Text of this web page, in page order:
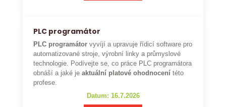
PLC programátor
PLC programátor vyvíjí a upravuje řídicí software pro
automatizované stroje, výrobní linky a průmyslové
technologie. Podívejte se, co práce PLC programátora
obnáší a jaké je aktuální platové ohodnocení této
profese.
Datum: 16.7.2026